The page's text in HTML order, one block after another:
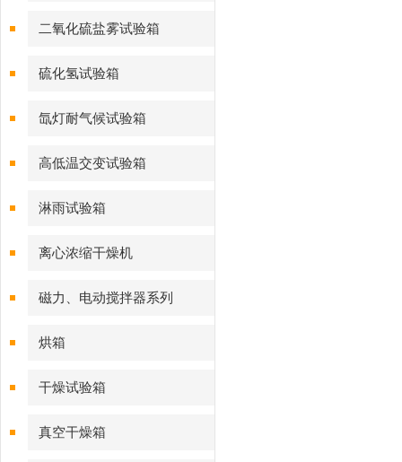
二氧化硫盐雾试验箱
硫化氢试验箱
氙灯耐气候试验箱
高低温交变试验箱
淋雨试验箱
离心浓缩干燥机
磁力、电动搅拌器系列
烘箱
干燥试验箱
真空干燥箱